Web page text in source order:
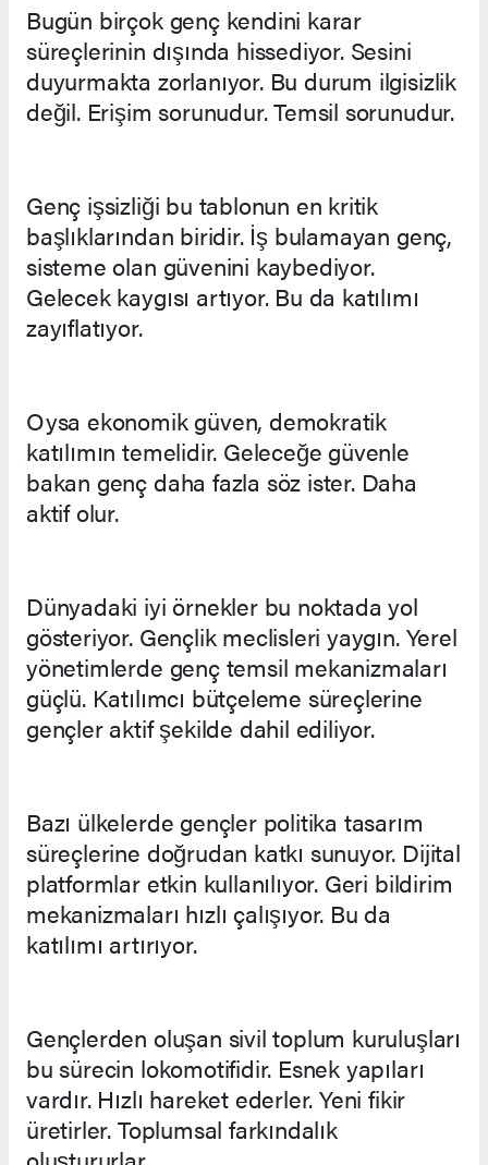
Bugün birçok genç kendini karar
süreçlerinin dışında hissediyor. Sesini
duyurmakta zorlanıyor. Bu durum ilgisizlik
değil. Erişim sorunudur. Temsil sorunudur.
Genç işsizliği bu tablonun en kritik
başlıklarından biridir. İş bulamayan genç,
sisteme olan güvenini kaybediyor.
Gelecek kaygısı artıyor. Bu da katılımı
zayıflatıyor.
Oysa ekonomik güven, demokratik
katılımın temelidir. Geleceğe güvenle
bakan genç daha fazla söz ister. Daha
aktif olur.
Dünyadaki iyi örnekler bu noktada yol
gösteriyor. Gençlik meclisleri yaygın. Yerel
yönetimlerde genç temsil mekanizmaları
güçlü. Katılımcı bütçeleme süreçlerine
gençler aktif şekilde dahil ediliyor.
Bazı ülkelerde gençler politika tasarım
süreçlerine doğrudan katkı sunuyor. Dijital
platformlar etkin kullanılıyor. Geri bildirim
mekanizmaları hızlı çalışıyor. Bu da
katılımı artırıyor.
Gençlerden oluşan sivil toplum kuruluşları
bu sürecin lokomotifidir. Esnek yapıları
vardır. Hızlı hareket ederler. Yeni fikir
üretirler. Toplumsal farkındalık